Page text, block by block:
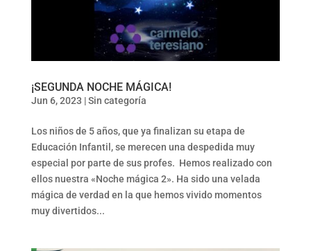
¡SEGUNDA NOCHE MÁGICA!
Jun 6, 2023 |Sin categoría
Los niños de 5 años, que ya finalizan su etapa de
Educación Infantil, se merecen una despedida muy
especial por parte de sus profes. Hemos realizado con
ellos nuestra «Noche mágica 2». Ha sido una velada
mágica de verdad en la que hemos vivido momentos
muy divertidos...